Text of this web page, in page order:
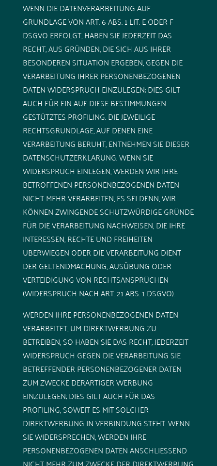
WENN DIE DATENVERARBEITUNG AUF
GRUNDLAGE VON ART. 6 ABS. 1 LIT. E ODER F
DSGVO ERFOLGT, HABEN SIE JEDERZEIT DAS
RECHT, AUS GRÜNDEN, DIE SICH AUS IHRER
BESONDEREN SITUATION ERGEBEN, GEGEN DIE
VERARBEITUNG IHRER PERSONENBEZOGENEN
DATEN WIDERSPRUCH EINZULEGEN; DIES GILT
AUCH FÜR EIN AUF DIESE BESTIMMUNGEN
GESTÜTZTES PROFILING. DIE JEWEILIGE
RECHTSGRUNDLAGE, AUF DENEN EINE
VERARBEITUNG BERUHT, ENTNEHMEN SIE DIESER
DATENSCHUTZERKLÄRUNG. WENN SIE
WIDERSPRUCH EINLEGEN, WERDEN WIR IHRE
BETROFFENEN PERSONENBEZOGENEN DATEN
NICHT MEHR VERARBEITEN, ES SEI DENN, WIR
KÖNNEN ZWINGENDE SCHUTZWÜRDIGE GRÜNDE
FÜR DIE VERARBEITUNG NACHWEISEN, DIE IHRE
INTERESSEN, RECHTE UND FREIHEITEN
ÜBERWIEGEN ODER DIE VERARBEITUNG DIENT
DER GELTENDMACHUNG, AUSÜBUNG ODER
VERTEIDIGUNG VON RECHTSANSPRÜCHEN
(WIDERSPRUCH NACH ART. 21 ABS. 1 DSGVO).
WERDEN IHRE PERSONENBEZOGENEN DATEN
VERARBEITET, UM DIREKTWERBUNG ZU
BETREIBEN, SO HABEN SIE DAS RECHT, JEDERZEIT
WIDERSPRUCH GEGEN DIE VERARBEITUNG SIE
BETREFFENDER PERSONENBEZOGENER DATEN
ZUM ZWECKE DERARTIGER WERBUNG
EINZULEGEN; DIES GILT AUCH FÜR DAS
PROFILING, SOWEIT ES MIT SOLCHER
DIREKTWERBUNG IN VERBINDUNG STEHT. WENN
SIE WIDERSPRECHEN, WERDEN IHRE
PERSONENBEZOGENEN DATEN ANSCHLIESSEND